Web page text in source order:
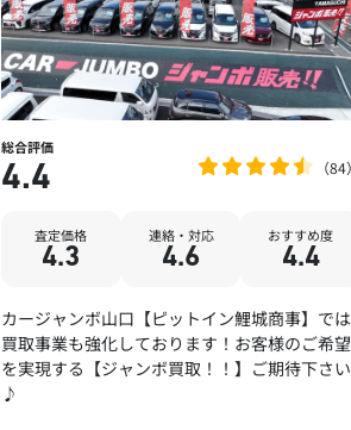
総合評価
4.4 84
査定価格
4.3
連絡・対応
4.6
おすすめ度
4.4
カージャンボ山口【ピットイン鯉城商事】では
買取事業も強化しております！お客様のご希望
を実現する【ジャンボ買取！！】ご期待下さい
♪